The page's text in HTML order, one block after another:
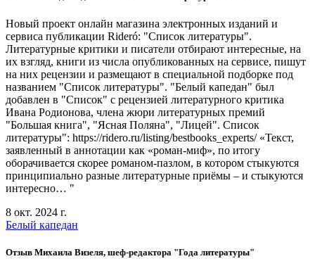
Новый проект онлайн магазина электронных изданий и
сервиса публикации Rideró: "Список литературы".
Литературные критики и писатели отбирают интересные, на
их взгляд, книги из числа опубликованных на сервисе, пишут
на них рецензии и размещают в специальной подборке под
названием "Список литературы". "Белый капедан" был
добавлен в "Список" с рецензией литературного критика
Ивана Родионова, члена жюри литературных премий
"Большая книга", "Ясная Поляна", "Лицей". Список
литературы": https://ridero.ru/listing/bestbooks_experts/ «Текст,
заявленный в аннотации как «роман-миф», по итогу
оборачивается скорее романом-пазлом, в котором стыкуются
принципиально разные литературные приёмы – и стыкуются
интересно… "
8 окт. 2024 г.
Белый капедан
Отзыв Михаила Визеля, шеф-редактора "Года литературы"